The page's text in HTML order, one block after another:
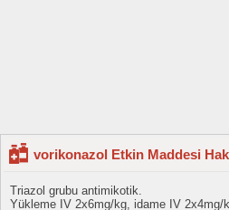
vorikonazol Etkin Maddesi
Triazol grubu antimikotik.
Yükleme IV 2x6mg/kg, idame IV 2x4mg/